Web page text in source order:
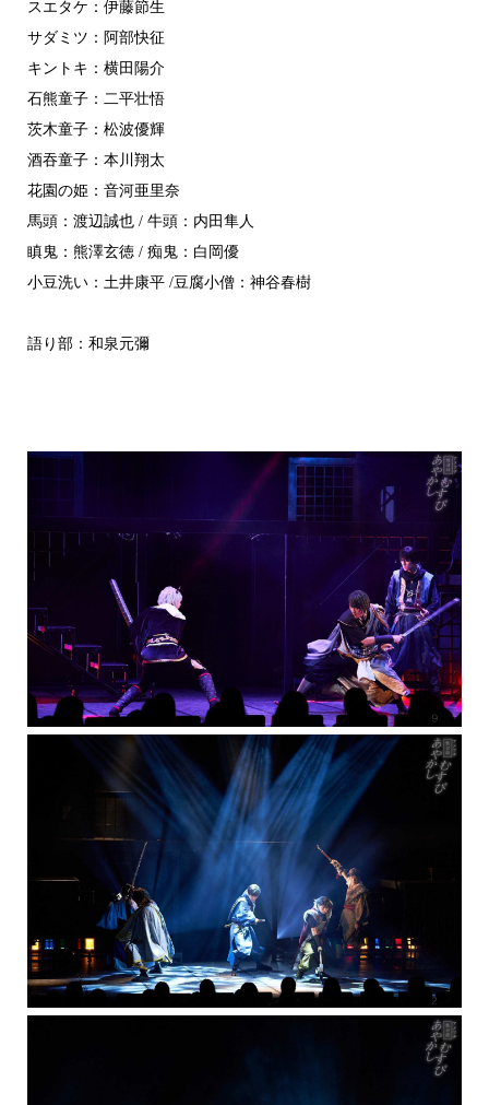
スエタケ：伊藤節生
サダミツ：阿部快征
キントキ：横田陽介
石熊童子：二平壮悟
茨木童子：松波優輝
酒吞童子：本川翔太
花園の姫：音河亜里奈
馬頭：渡辺誠也 / 牛頭：内田隼人
瞋鬼：熊澤玄徳 / 痴鬼：白岡優
小豆洗い：土井康平 /豆腐小僧：神谷春樹
語り部：和泉元彌